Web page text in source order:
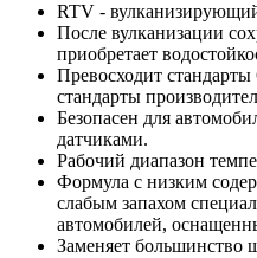
RTV -
После вулканизации
приобретает
Превосходит
стандарты
Безопасен для
датчиками.
Рабочий диапазон
Формула с низким
слабым запахом
автомобилей,
Заменяет большинство